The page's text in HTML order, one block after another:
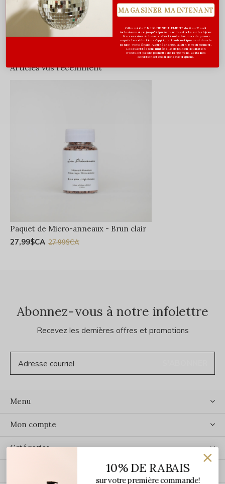
Évaluations
0
Articles vus récemment
Paquet de Micro-anneaux - Brun clair
27,99$CA 27,99$CA
Abonnez-vous à notre infolettre
Recevez les dernières offres et promotions
Menu
Mon compte
Catégories
MAGASINER MAINTENANT
Offre valide EN LIGNE SEULEMENT du 6 au 12 août
inclusivement ou jusqu'à épuisement des stocks sur les bijoux
& accessoires à cheveux sélectionnés. Aucun code promo
requis. Les réductions s’appliquent automatiquement dans le
panier. Vente finale. Aucun échange, aucun remboursement.
Les quantités sont limitées. Les bijoux en liquidation
n'incluent pas de pochette de rangement. Certaines
conditions et exclusions s'appliquent.
10% DE RABAIS
sur votre première commande!